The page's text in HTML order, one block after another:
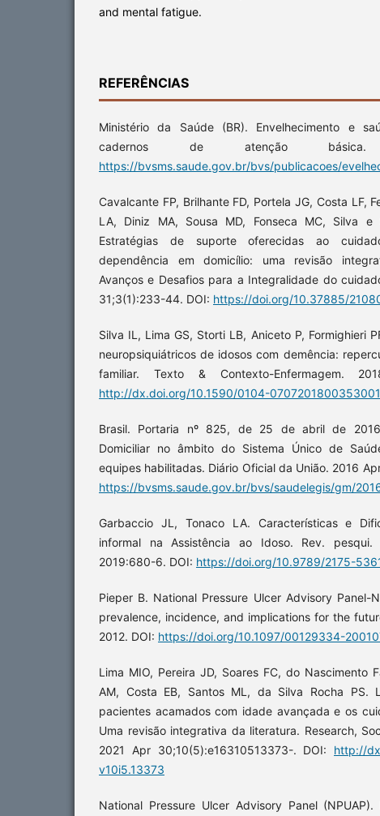
and mental fatigue.
REFERÊNCIAS
Ministério da Saúde (BR). Envelhecimento e
cadernos de atenção
https://bvsms.saude.gov.br/bvs/publicacoes/
Cavalcante FP, Brilhante FD, Portela JG, Costa LF,
LA, Diniz MA, Sousa MD, Fonseca MC, Silva e
Estratégias de suporte oferecidas ao
dependência em domicílio: uma revisão
Avanços e Desafios para a Integralidade do
31;3(1):233-44. DOI: https://doi.org/10.37885/
Silva IL, Lima GS, Storti LB, Aniceto P, Formighieri
neuropsiquiátricos de idosos com demência:
familiar. Texto & Contexto-Enfermagem.
http://dx.doi.org/10.1590/0104-
Brasil. Portaria nº 825, de 25 de abril de
Domiciliar no âmbito do Sistema Único de
equipes habilitadas. Diário Oficial da União. 2016
https://bvsms.saude.gov.br/bvs/saudelegis/gm/
Garbaccio JL, Tonaco LA. Características e
informal na Assistência ao Idoso. Rev. pesqui.
2019:680-6. DOI: https://doi.org/10.9789/2175-
Pieper B. National Pressure Ulcer Advisory Panel-
prevalence, incidence, and implications for the
2012. DOI: https://doi.org/10.1097/00129334-
Lima MIO, Pereira JD, Soares FC, do Nascimento
AM, Costa EB, Santos ML, da Silva Rocha PS.
pacientes acamados com idade avançada e os
Uma revisão integrativa da literatura. Research,
2021 Apr 30;10(5):e16310513373-. DOI: http://
v10i5.13373
National Pressure Ulcer Advisory Panel